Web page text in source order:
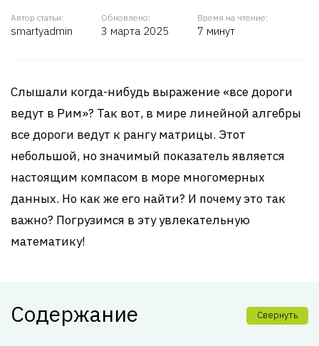
Автор статьи:
smartyadmin
Обновлено:
3 марта 2025
Время на чтение:
7 минут
Слышали когда-нибудь выражение «все дороги
ведут в Рим»? Так вот, в мире линейной алгебры
все дороги ведут к рангу матрицы. Этот
небольшой, но значимый показатель является
настоящим компасом в море многомерных
данных. Но как же его найти? И почему это так
важно? Погрузимся в эту увлекательную
математику!
Содержание Свернуть